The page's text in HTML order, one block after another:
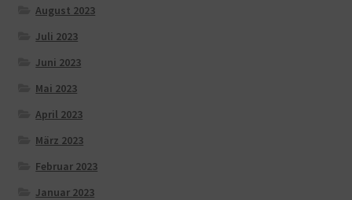
August 2023
Juli 2023
Juni 2023
Mai 2023
April 2023
März 2023
Februar 2023
Januar 2023